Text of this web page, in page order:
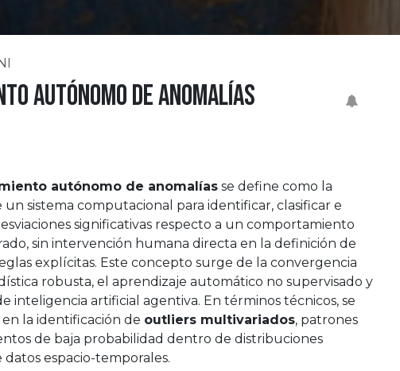
autónomo de anomalías
autónomo de anomalías se define como la
un sistema computacional para identificar, clasificar e
significativas respecto a un comportamiento
sin intervención humana directa en la definición de
explícitas. Este concepto surge de la convergencia
robusta, el aprendizaje automático no supervisado y
inteligencia artificial agentiva. En términos técnicos, se
la identificación de outliers multivariados, patrones
de baja probabilidad dentro de distribuciones
datos espacio-temporales.